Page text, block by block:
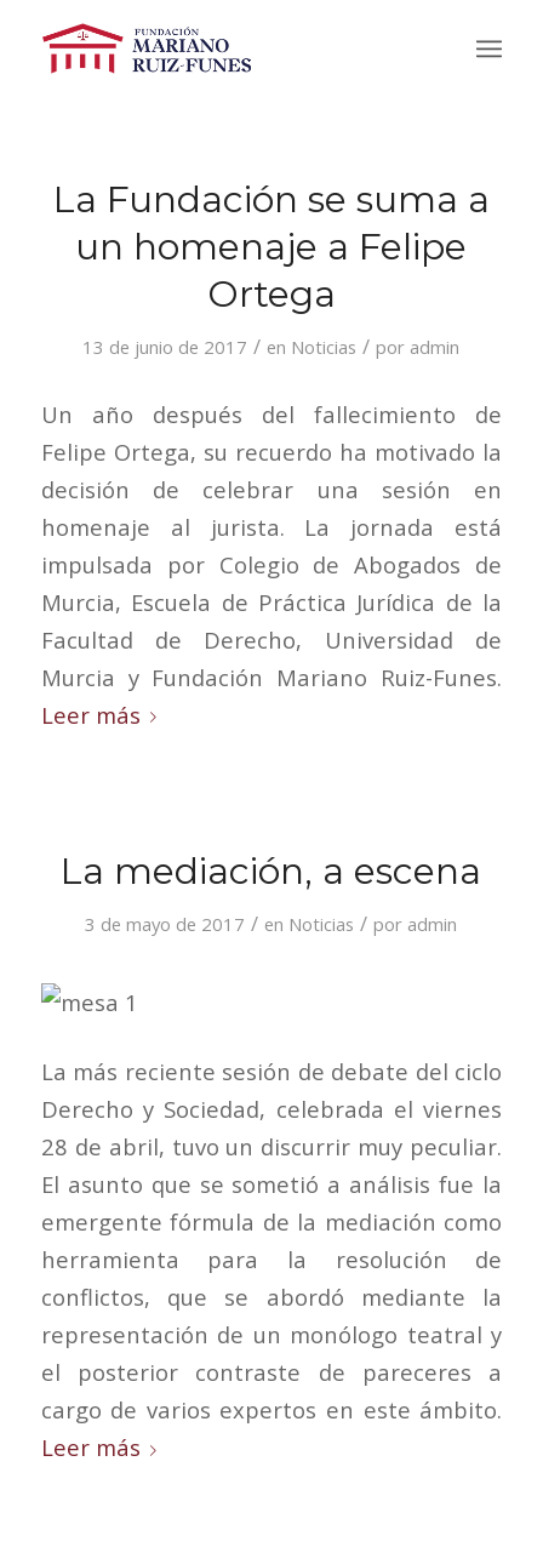
La Fundación se suma a
un homenaje a Felipe
Ortega
13 de junio de 2017 / en Noticias / por admin
Un año después del fallecimiento de
Felipe Ortega, su recuerdo ha motivado la
decisión de celebrar una sesión en
homenaje al jurista. La jornada está
impulsada por Colegio de Abogados de
Murcia, Escuela de Práctica Jurídica de la
Facultad de Derecho, Universidad de
Murcia y Fundación Mariano Ruiz-Funes.
Leer más
La mediación, a escena
3 de mayo de 2017 / en Noticias / por admin
La más reciente sesión de debate del ciclo
Derecho y Sociedad, celebrada el viernes
28 de abril, tuvo un discurrir muy peculiar.
El asunto que se sometió a análisis fue la
emergente fórmula de la mediación como
herramienta para la resolución de
conflictos, que se abordó mediante la
representación de un monólogo teatral y
el posterior contraste de pareceres a
cargo de varios expertos en este ámbito.
Leer más